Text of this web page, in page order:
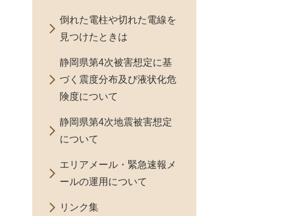
倒れた電柱や切れた電線を
見つけたときは
静岡県第4次被害想定に基
づく震度分布及び液状化危
険度について
静岡県第4次地震被害想定
について
エリアメール・緊急速報メ
ールの運用について
リンク集